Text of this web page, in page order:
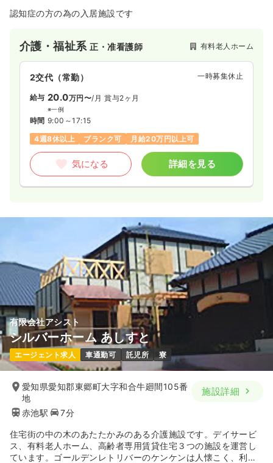
認知症の方の為の入居施設です
介護・福祉系正・准看護師 有料老人ホーム
2交代（常勤） 一時募集休止
給与 20.0万円〜/月 賞与2ヶ月
※一例
時間 9:00～17:15
4週8休以上
ブランク可 月給20万円以上可
気になる 詳細を見る
有限会社アシスト
シルバーホーム あしすと
エージェント求人 車通勤可 託児所 寮
愛知県愛知郡東郷町大字和合牛廻間105番
地
赤池駅
7分
施設詳細
住宅街の中の木のあたたかみのある介護施設です。デイサービ
ス、有料老人ホーム、高齢者専用賃貸住宅３つの施設を運営し
ています。ゴールデンレトリバーのケンケンは人懐こく、利用